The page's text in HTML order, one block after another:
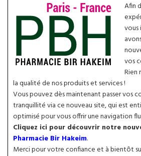
Afin
vous
vos
Rien
la qualité de nos produits et services !
Vous pouvez dès maintenant passer vos
tranquillité via ce nouveau site, qui est
optimisé pour vous offrir une navigation
Cliquez ici pour découvrir notre
Pharmacie Bir Hakeim.
Merci pour votre confiance et à bientôt